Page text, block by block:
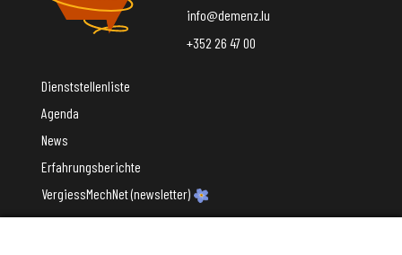
info@demenz.lu
+352 26 47 00
Dienststellenliste
Agenda
News
Erfahrungsberichte
VergiessMechNet (newsletter)